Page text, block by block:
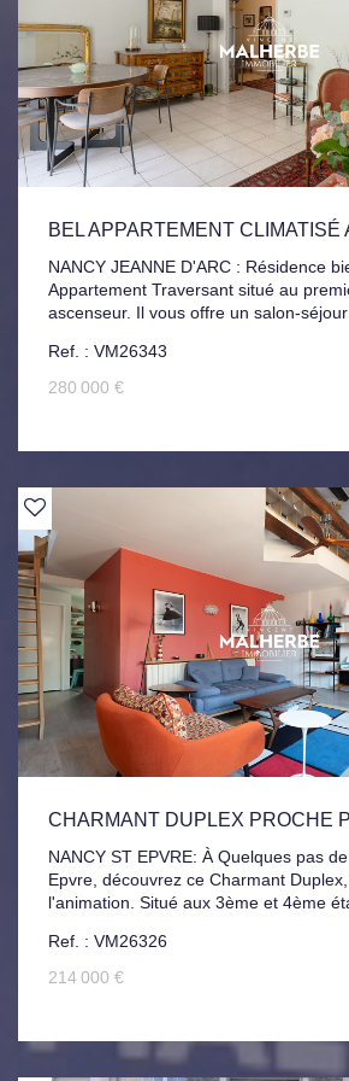
NANCY JEANNE D'ARC : Résidence
Appartement Traversant situé au
ascenseur. Il vous offre un salon-
équipée, 3 Chambres, Seconde
Salle de Bain. Nombreux
Réversible. Pour compléter ce bien,
privatif avec borne de recharge pour
et porte motorisé.
Ref. : VM26343
280 000 €
NANCY ST EPVRE: À Quelques pas
Epvre, découvrez ce Charmant
l'animation. Situé aux 3ème et 4ème
séduit par ses volumes généreux et sa
plafond. Il Offre Cuisine, salle à
qu'un lumineux Salon-séjour avec
deux chambres et une salle de bains
l'ensemble. Une cave vient parfaire ce
caractère, confort et emplacement
Ref. : VM26326
214 000 €